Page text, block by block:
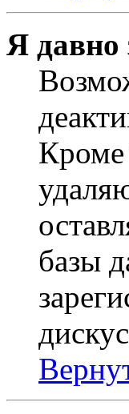
Я давно
Кроме
базы